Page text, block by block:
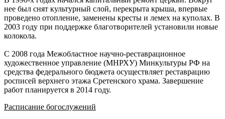
нее был снят культурный слой, перекрыта крыша, впервые
проведено отопление, заменены кресты и лемех на куполах. В
2003 году при поддержке благотворителей установили новые
колокола.
С 2008 года Межобластное научно-реставрационное
художественное управление (МНРХУ) Минкультуры РФ на
средства федерального бюджета осуществляет реставрацию
росписей верхнего этажа Сретенского храма. Завершение
работ планируется в 2014 году.
Расписание богослужений